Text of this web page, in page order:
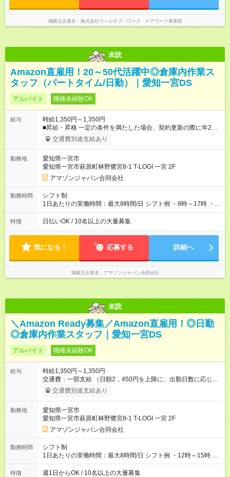
掲載元企業名 株式会社ウィルオブ・ワーク ケアワーク事業部
未読
Amazon直雇用！20～50代活躍中◎倉庫内作業ス
タッフ（パートタイム/日勤）｜愛知一宮DS
アルバイト 職種未経験OK
給与
時給1,350円～1,350円
■昇給・昇格 一定の条件を満たした場合、契約更新の際に年2回
まで昇給の機会があります。 ■正社員登用制度あり ※月末締/翌
月25日支払い ※時間外手当、別途支給 ※深夜割増賃金 (22:00～
☆Amazon直雇用で安定して働けます！ 【試用期間】試用期間あ
り 試用期間の長さ：1週間 雇用形態、給与は本採用時と同じで
す。
交通費別途支給あり
勤務地
愛知県一宮市
愛知県一宮市萩原町林野鷺宮8-1 T-LOGI 一宮 2F
アマゾンジャパン合同会社
勤務時間
シフト制
1日あたりの実働時間：最大8時間/日 シフト例 ・8時～17時 ・
12時～21時
特徴 日払いOK / 10名以上の大量募集
気になる！ 応募する 詳細へ
掲載元企業名 アマゾンジャパン合同会社
未読
＼Amazon Ready募集／Amazon直雇用！◎日勤
◎倉庫内作業スタッフ｜愛知一宮DS
アルバイト 職種未経験OK
給与
時給1,350円～1,350円
交通費：一部支給 （日額2，450円を上限に、出勤日数に応じて
実費支給） ※22:00～翌5:00までは時給25%UP！ ■給与前払い
制度あり ※前払い額の上限あり、手数料無料（Amazon負担）
交通費別途支給あり
勤務地
愛知県一宮市
愛知県一宮市萩原町林野鷺宮8-1 T-LOGI 一宮 2F
アマゾンジャパン合同会社
勤務時間
シフト制
1日あたりの実働時間：最大8時間/日 シフト例 ・12時～15時 入
社後、就業可能シフトをご確認の上、申請してください。
特徴 週1日からOK / 10名以上の大量募集